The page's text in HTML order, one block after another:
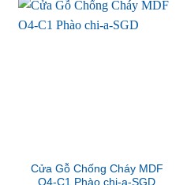
Cửa Gỗ Chống Cháy MDF
O4-C1 Phào chi-a-SGD